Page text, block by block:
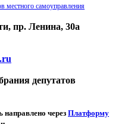
местного самоуправления
пр. Ленина, 30а
депутатов
через Платформу